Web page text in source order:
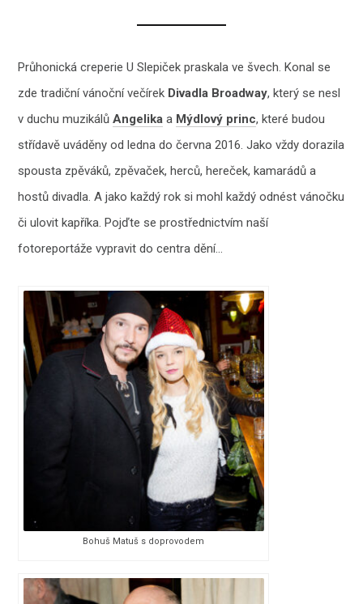
Průhonická creperie U Slepiček praskala ve švech. Konal se
zde tradiční vánoční večírek Divadla Broadway, který se nesl
v duchu muzikálůAngelika a Mýdlový princ, které budou
střídavě uváděny od ledna do června 2016. Jako vždy dorazila
spousta zpěváků, zpěvaček, herců, hereček, kamarádů a
hostů divadla. A jako každý rok si mohl každý odnést vánočku
či ulovit kapříka. Pojďte se prostřednictvím naší
fotoreportáže vypravit do centra dění…
Bohuš Matuš s doprovodem